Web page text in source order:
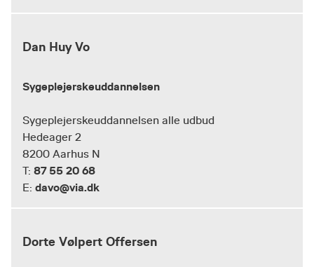
Dan Huy Vo
Sygeplejerskeuddannelsen
Sygeplejerskeuddannelsen alle udbud
Hedeager 2
8200 Aarhus N
T: 87 55 20 68
E: davo@via.dk
Dorte Vølpert Offersen